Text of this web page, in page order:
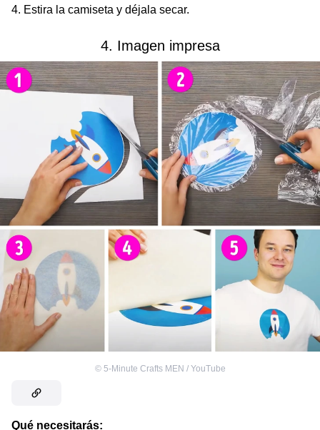
Estira la camiseta y déjala secar.
4. Imagen impresa
© 5-Minute Crafts MEN / YouTube
Qué necesitarás: